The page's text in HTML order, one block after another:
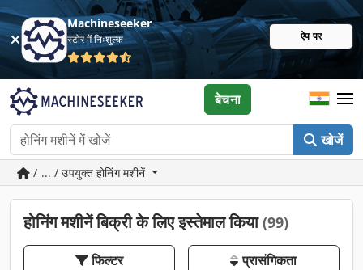
Machineseeker
स्टोर में निःशुल्क ऐप पर
खोजें
बेचना
/ ... / उपयुक्त होनिंग मशीनें
होनिंग मशीनें बिक्री के लिए इस्तेमाल किया(99)
फिल्टर प्रासंगिकता